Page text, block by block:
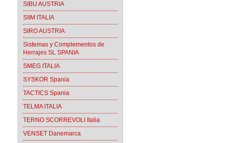
SIBU AUSTRIA
SIIM ITALIA
SIRO AUSTRIA
Sistemas y Complementos de
Herrajes SL SPANIA
SMEG ITALIA
SYSKOR Spania
TACTICS Spania
TELMA ITALIA
TERNO SCORREVOLI Italia
VENSET Danemarca